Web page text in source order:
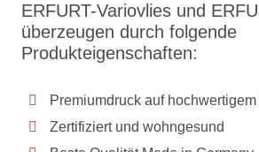
ERFURT-Variovlies und
überzeugen durch folgende
Produkteigenschaften:
Premiumdruck auf hochwertigem
Zertifiziert und wohngesund